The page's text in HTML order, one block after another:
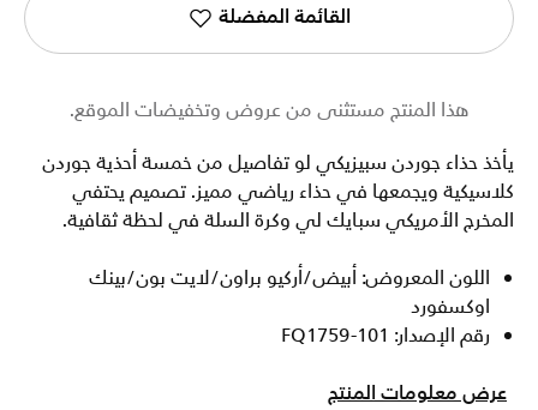
القائمة المفضلة
هذا المنتج مستثنى من عروض وتخفيضات الموقع.
يأخذ حذاء جوردن سبيزيكي لو تفاصيل من خمسة أحذية جوردن
كلاسيكية ويجمعها في حذاء رياضي مميز. تصميم يحتفي
المخرج الأمريكي سبايك لي وكرة السلة في لحظة ثقافية.
اللون المعروض: أبيض/أركيو براون/لايت بون/بينك
اوكسفورد
رقم الإصدار: FQ1759-101
عرض معلومات المنتج